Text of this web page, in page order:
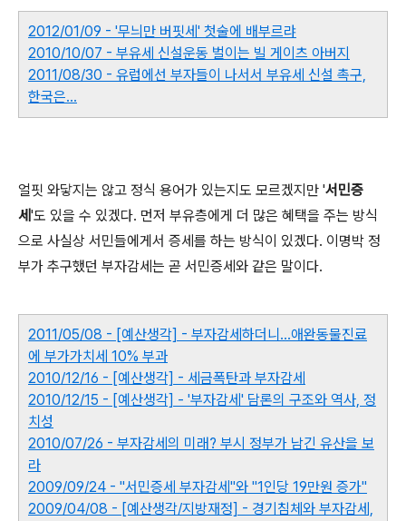
2012/01/09 - '무늬만 버핏세' 첫술에 배부르랴
2010/10/07 - 부유세 신설운동 벌이는 빌 게이츠 아버지
2011/08/30 - 유럽에선 부자들이 나서서 부유세 신설 촉구,
한국은...
얼핏 와닿지는 않고 정식 용어가 있는지도 모르겠지만 '서민증
세 '도 있을 수 있겠다. 먼저 부유층에게 더 많은 혜택을 주는 방식
으로 사실상 서민들에게서 증세를 하는 방식이 있겠다. 이명박 정
부가 추구했던 부자감세는 곧 서민증세와 같은 말이다.
2011/05/08 - [예산생각] - 부자감세하더니...애완동물진료
에 부가가치세 10% 부과
2010/12/16 - [예산생각] - 세금폭탄과 부자감세
2010/12/15 - [예산생각] - '부자감세' 담론의 구조와 역사, 정
치성
2010/07/26 - 부자감세의 미래? 부시 정부가 남긴 유산을 보
라
2009/09/24 - "서민증세 부자감세"와 "1인당 19만원 증가"
2009/04/08 - [예산생각/지방재정] - 경기침체와 부자감세,